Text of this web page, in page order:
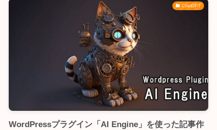
ChatGPT
WordPressプラグイン「AI Engine」を使った記事作